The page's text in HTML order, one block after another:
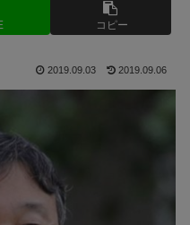
コピー
2019.09.03 2019.09.06